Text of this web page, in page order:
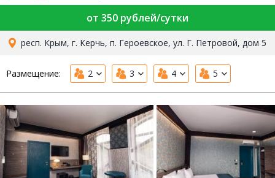
от 350 рублей/сутки
респ. Крым, г. Керчь, п. Героевское, ул. Г. Петровой, дом 5
Размещение: 2 3 4 5